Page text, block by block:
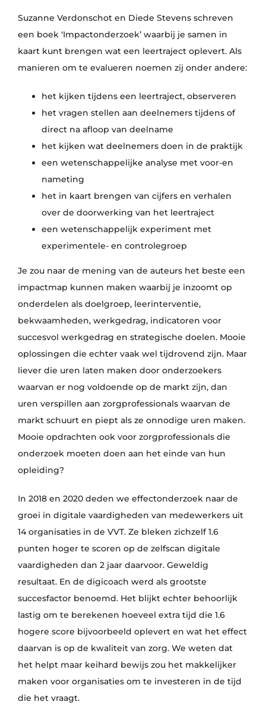
Suzanne Verdonschot en Diede Stevens schreven
een boek ‘Impactonderzoek’ waarbij je samen in
kaart kunt brengen wat een leertraject oplevert. Als
manieren om te evalueren noemen zij onder andere:
het kijken tijdens een leertraject, observeren
het vragen stellen aan deelnemers tijdens of
direct na afloop van deelname
het kijken wat deelnemers doen in de praktijk
een wetenschappelijke analyse met voor-en
nameting
het in kaart brengen van cijfers en verhalen
over de doorwerking van het leertraject
een wetenschappelijk experiment met
experimentele- en controlegroep
Je zou naar de mening van de auteurs het beste een
impactmap kunnen maken waarbij je inzoomt op
onderdelen als doelgroep, leerinterventie,
bekwaamheden, werkgedrag, indicatoren voor
succesvol werkgedrag en strategische doelen. Mooie
oplossingen die echter vaak wel tijdrovend zijn. Maar
liever die uren laten maken door onderzoekers
waarvan er nog voldoende op de markt zijn, dan
uren verspillen aan zorgprofessionals waarvan de
markt schuurt en piept als ze onnodige uren maken.
Mooie opdrachten ook voor zorgprofessionals die
onderzoek moeten doen aan het einde van hun
opleiding?
In 2018 en 2020 deden we effectonderzoek naar de
groei in digitale vaardigheden van medewerkers uit
14 organisaties in de VVT. Ze bleken zichzelf 1.6
punten hoger te scoren op de zelfscan digitale
vaardigheden dan 2 jaar daarvoor. Geweldig
resultaat. En de digicoach werd als grootste
succesfactor benoemd. Het blijkt echter behoorlijk
lastig om te berekenen hoeveel extra tijd die 1.6
hogere score bijvoorbeeld oplevert en wat het effect
daarvan is op de kwaliteit van zorg. We weten dat
het helpt maar keihard bewijs zou het makkelijker
maken voor organisaties om te investeren in de tijd
die het vraagt.